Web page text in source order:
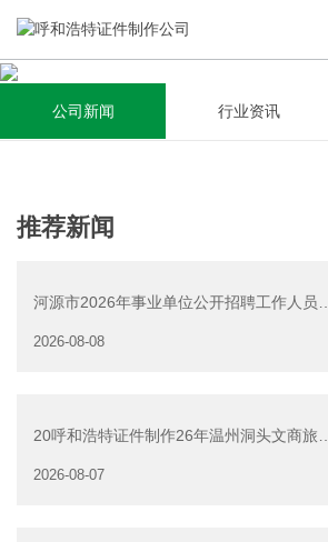
关于我们
集研发，设计，制造，安装于一体，多元化
千家企业提供过专业定制服务！
查看详情
新闻资讯
全自动流水线规模化生产，准时按期交货，年
40W万方米以上，拥有遍布全国的商务合作伙
查看详情
公司新闻 行业资讯
推荐新闻
河源市2026年事业单位公开招聘工作人员
2026-08-08
20呼和浩特证件制作26年温州洞头文商旅游
2026-08-07